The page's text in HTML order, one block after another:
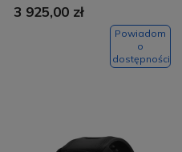
Black + pasek
Black Titanium
Milanese Loop M
3 925,00 zł
Powiadom
o
dostępności